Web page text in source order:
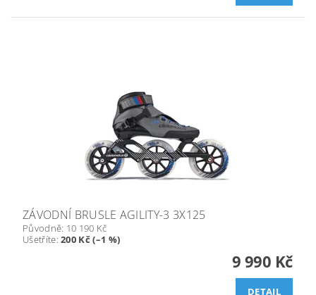
ZÁVODNÍ BRUSLE AGILITY-3 3X125
Původně: 10 190 Kč
Ušetříte:200 Kč (–1 %)
9 990 Kč
DETAIL